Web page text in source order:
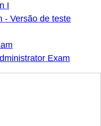
I
- Versão de teste
Exam